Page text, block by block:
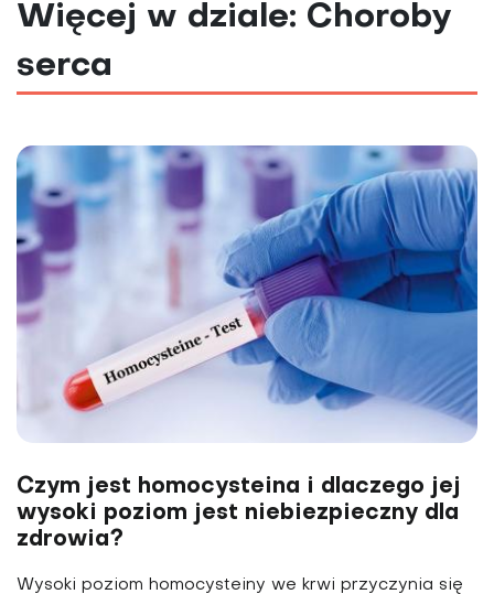
Więcej w dziale: Choroby
serca
Czym jest homocysteina i dlaczego jej
wysoki poziom jest niebiezpieczny dla
zdrowia?
Wysoki poziom homocysteiny we krwi przyczynia się